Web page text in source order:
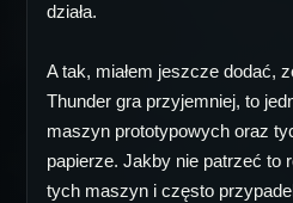
działa.
A tak, miałem jeszcze dodać,
Thunder gra przyjemniej, to
maszyn prototypowych oraz
papierze. Jakby nie patrzeć to
tych maszyn i często